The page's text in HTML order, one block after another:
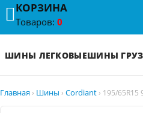
КОРЗИНА
Товаров: 0
ШИНЫ ЛЕГКОВЫЕШИНЫ
Главная › Шины › Cordiant › 195/65R15